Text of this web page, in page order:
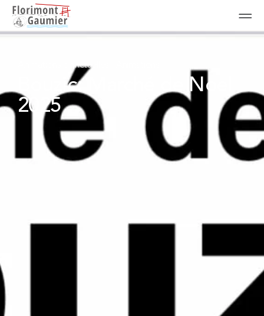
Animations ponctuelles
Bouzic: Marché de Noel
2025